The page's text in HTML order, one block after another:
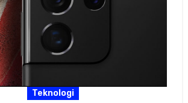
Teknologi